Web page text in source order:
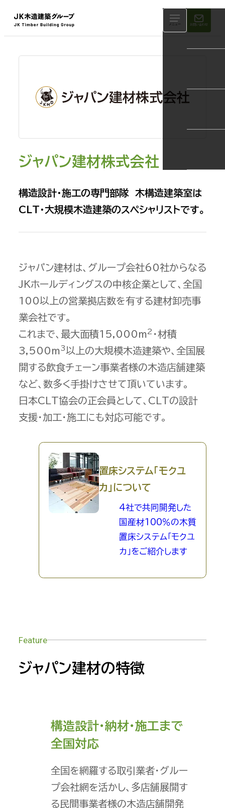
メニュー お問い合わせ
ジャパン建材株式会社
構造設計・施工の専門部隊 木構造建築室は
CLT・大規模木造建築のスペシャリストです。
ジャパン建材は、グループ会社60社からなる
JKホールディングスの中核企業として、全国
100以上の営業拠店数を有する建材卸売事
業会社です。
これまで、最大面積15,000m2 ・材積
3,500m 3以上の大規模木造建築や、全国展
開する飲食チェーン事業者様の木造店舗建築
など、数多く手掛けさせて頂いています。
日本CLT協会の正会員として、CLTの設計
支援・加工・施工にも対応可能です。
置床システム「モクユ
カ」について
4社で共同開発した
国産材100％の木質
置床システム「モクユ
カ」をご紹介します
Feature
ジャパン建材の特徴
構造設計・納材・施工まで
全国対応
全国を網羅する取引業者・グルー
プ会社網を活かし、多店舗展開す
る民間事業者様の木造店舗開発